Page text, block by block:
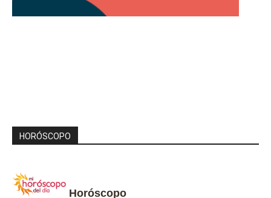
HORÓSCOPO
Horóscopo